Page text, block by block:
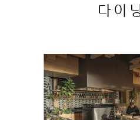
다이